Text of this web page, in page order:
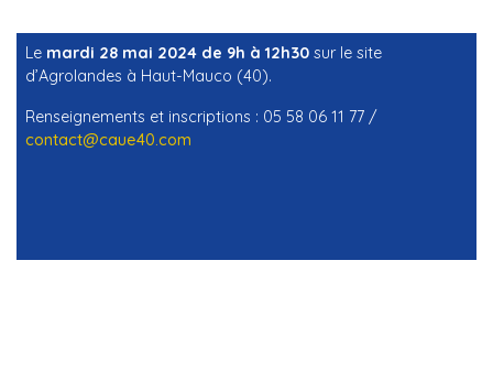
Le mardi 28 mai 2024 de 9h à 12h30 sur le site
d’Agrolandes à Haut-Mauco (40).
Renseignements et inscriptions : 05 58 06 11 77 /
contact@caue40.com